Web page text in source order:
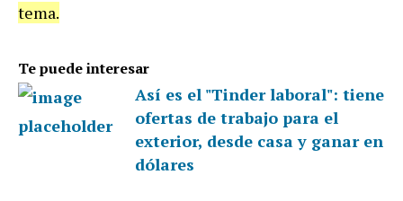
tema.
Te puede interesar
Así es el "Tinder laboral": tiene
ofertas de trabajo para el
exterior, desde casa y ganar en
dólares